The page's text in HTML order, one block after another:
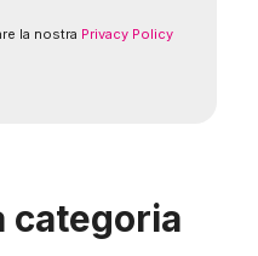
la nostra Privacy Policy
categoria